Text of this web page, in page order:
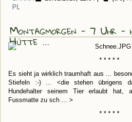
PL
Montagmorgen - 7 Uhr
Hütte ...
* * * * *
Es sieht ja wirklich traumhaft aus ...
Stiefeln :-) ... <die stehen übrigens
Hundehalter seinem Tier erlaubt hat,
Fussmatte zu sch ... >
* * * * *